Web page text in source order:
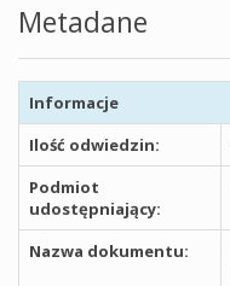
Metadane
Informacje
Ilość odwiedzin:
Podmiot
udostępniający:
Nazwa dokumentu: